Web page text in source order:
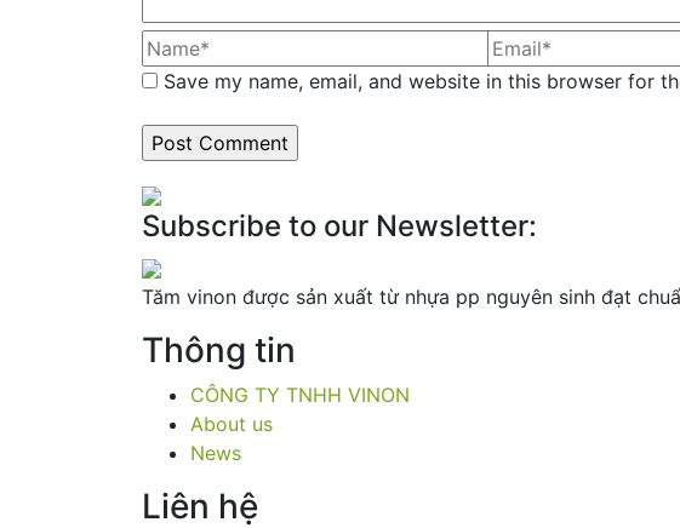
Save my name, email, and website in this browser for
Subscribe to our Newsletter:
Tăm vinon được sản xuất từ nhựa pp nguyên sinh đạt
Thông tin
CÔNG TY TNHH VINON
About us
News
Liên hệ